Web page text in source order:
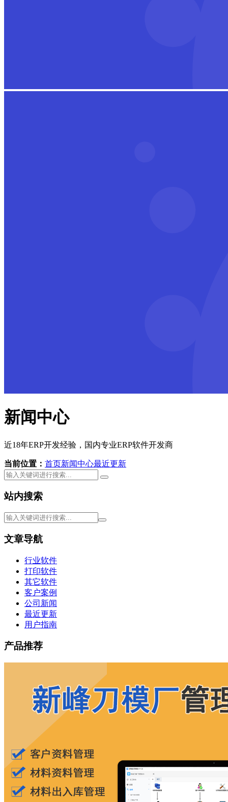
新闻中心
近18年ERP开发经验，国内专业ERP软件开发商
当前位置： 首页新闻中心最近更新
站内搜索
文章导航
行业软件
打印软件
其它软件
客户案例
公司新闻
最近更新
用户指南
产品推荐